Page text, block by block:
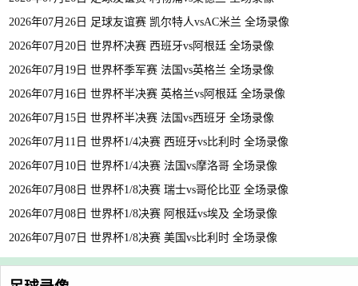
2026年07月26日 足球友谊赛 凯尔特人vsAC米兰 全场录像
2026年07月20日 世界杯决赛 西班牙vs阿根廷 全场录像
2026年07月19日 世界杯季军赛 法国vs英格兰 全场录像
2026年07月16日 世界杯半决赛 英格兰vs阿根廷 全场录像
2026年07月15日 世界杯半决赛 法国vs西班牙 全场录像
2026年07月11日 世界杯1/4决赛 西班牙vs比利时 全场录像
2026年07月10日 世界杯1/4决赛 法国vs摩洛哥 全场录像
2026年07月08日 世界杯1/8决赛 瑞士vs哥伦比亚 全场录像
2026年07月08日 世界杯1/8决赛 阿根廷vs埃及 全场录像
2026年07月07日 世界杯1/8决赛 美国vs比利时 全场录像